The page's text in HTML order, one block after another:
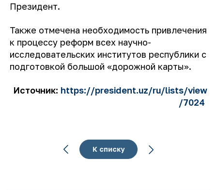
Президент.
Также отмечена необходимость привлечения
к процессу реформ всех научно-
исследовательских институтов республики с
подготовкой большой «дорожной карты».
Источник: https://president.uz/ru/lists/view
/7024
К списку